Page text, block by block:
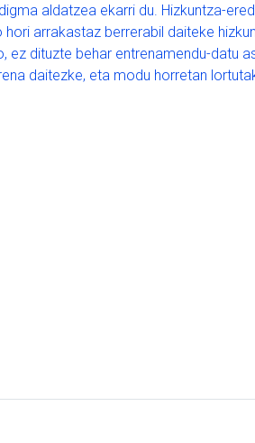
aldatzea ekarri du. Hizkuntza-
arrakastaz berrerabil daiteke
dituzte behar entrenamendu-datu
daitezke, eta modu horretan